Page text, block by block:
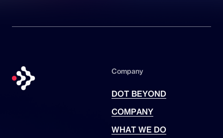
Company
DOT BEYOND
COMPANY
WHAT WE DO